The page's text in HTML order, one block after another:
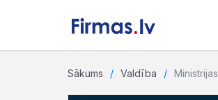
Sākums Valdība Ministrijas